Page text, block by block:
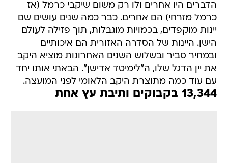
הדברים היו אחרים ולו רק משום שיקבי כרמל (אז
כרמל מזרחי) הם אחרים. כבר כמה שנים עושים שם
יינות מוקפדים, בכמויות מוגבלות, תוך פזילה לעולם
הישן. היינות של הסדרה האזורית הם איכותיים
ובמחיר סביר ובשלוש השנים האחרונות מוציא היקב
את יין הדגל שלו, ה"לימיטד אדישן". הבאתי אותו יחד
עם עוד כמה מתוצרת היקב הלאומי לפני המועצה.
13,344 בקבוקים ותיבת עץ אחת